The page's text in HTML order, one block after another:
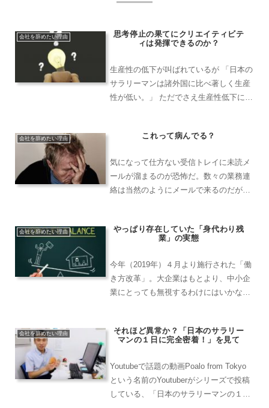
会社を辞めたい理由
思考停止の果てにクリエイティビテ
ィは発揮できるのか？
生産性の低下が叫ばれているが 「日本の
サラリーマンは諸外国に比べ著しく生産
性が低い。」 ただでさえ生産性低下に歯
ションがニュースのヘッドラインを飾る
会社を辞めたい理由 これって病んでる？
気になって仕方ない受信トレイに未読メ
ールが溜まるのが恐怖だ。数々の業務連
絡は当然のようにメールで来るのだが、
毎日山のように送信されてくるメール。
会社を辞めたい理由
やっぱり存在していた「身代わり残
業」の実態
今年（2019年）４月より施行された「働
き方改革」。大企業はもとより、中小企
業にとっても無視するわけにはいかな
暇取得。テレワークを導入した、場所と
会社を辞めたい理由
それほど異常か？「日本のサラリー
マンの１日に完全密着！」を見て
Youtubeで話題の動画Poalo from Tokyo
という名前のYoutuberがシリーズで投稿
している、「日本のサラリーマンの１日